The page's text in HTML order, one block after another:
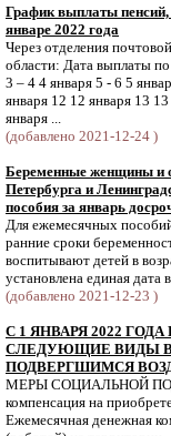
График выплаты
январе 2022 года
Через отделения
области: Дата выплаты
3 – 4 4 января 5 - 6 5
января 12 12 января 13
января ...
(добавлено 2021-12-24 )
Беременные женщины и
Петербурга и
пособия за январь
Для ежемесячных
ранние сроки
воспитывают детей в
установлена единая дата
(добавлено 2021-12-23 )
С 1 ЯНВАРЯ 2022
СЛЕДУЮЩИЕ ВИДЫ
ПОДВЕРГШИМСЯ
МЕРЫ СОЦИАЛЬНОЙ
компенсация на
Ежемесячная денежная